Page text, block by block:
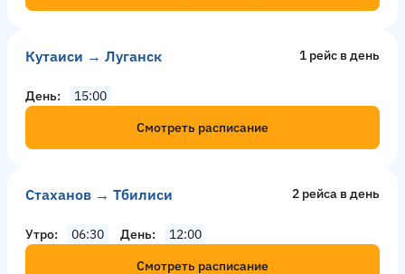
Кутаиси → Луганск 1 рейс в день
День
15:00
Смотреть расписание
Стаханов → Тбилиси 2 рейсa в день
Утро 06:30 День
12:00
Смотреть расписание